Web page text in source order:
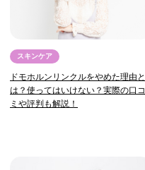
スキンケア
ドモホルンリンクルをやめた理由と
は？使ってはいけない？実際の口コ
ミや評判も解説！